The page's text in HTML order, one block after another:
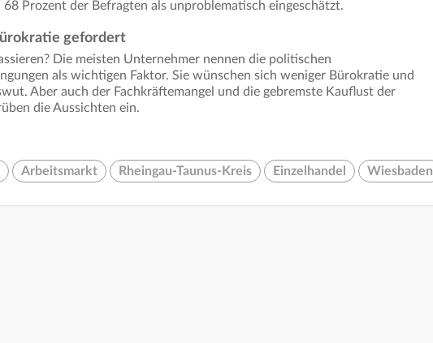
68 Prozent der Befragten als unproblematisch eingeschätzt.
gefordert
Die meisten Unternehmer nennen die politischen
als wichtigen Faktor. Sie wünschen sich weniger Bürokratie und
Aber auch der Fachkräftemangel und die gebremste Kauflust der
die Aussichten ein.
Arbeitsmarkt Rheingau-Taunus-Kreis Einzelhandel Wiesbaden